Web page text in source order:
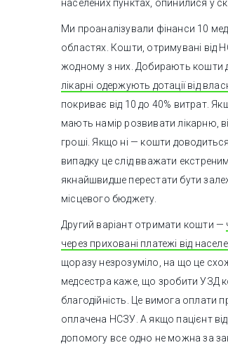
населених пунктах, опинилися у
Ми проаналізували фінанси 10
областях. Кошти, отримувані від
жодному з них. Добирають кошти
лікарні одержують дотації від
покриває від 10 до 40% витрат.
мають намір розвивати лікарню,
гроші. Якщо ні — кошти
випадку це слід вважати
якнайшвидше перестати бути
місцевого бюджету.
Другий варіант отримати кошти —
через приховані платежі від
щоразу незрозуміло, на що це
медсестра каже, що зробити УЗД
благодійність. Це вимога оплати
оплачена НСЗУ. А якщо пацієнт
допомогу все одно не можна за